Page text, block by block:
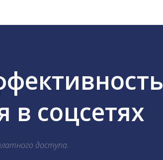
соцсетях
доступа.